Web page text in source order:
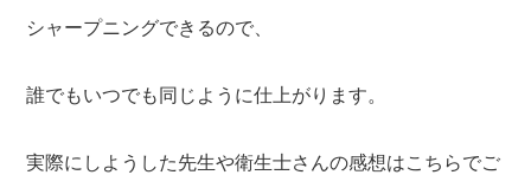
シャープニングできるので、
誰でもいつでも同じように仕上がります。
実際にしようした先生や衛生士さんの感想はこちらでご